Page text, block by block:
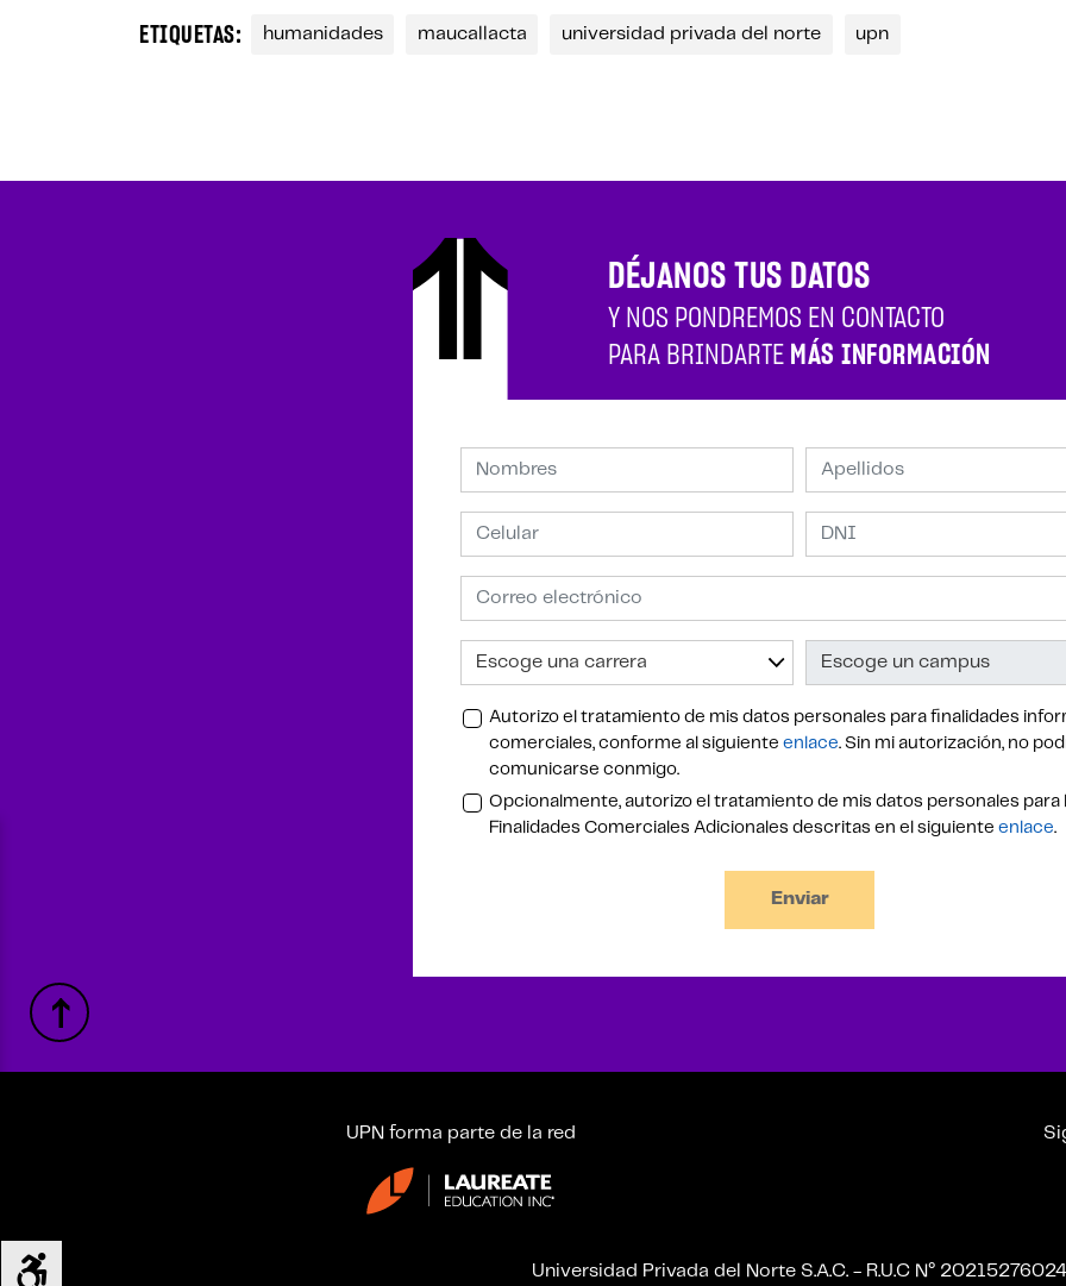
ETIQUETAS: humanidades maucallacta universidad privada del norte upn
DÉJANOS TUS DATOS
Y NOS PONDREMOS EN CONTACTO
PARA BRINDARTE MÁS INFORMACIÓN
Autorizo el tratamiento de mis datos personales para finalidades
comerciales, conforme al siguiente enlace. Sin mi autorización, no
comunicarse conmigo.
Opcionalmente, autorizo el tratamiento de mis datos personales para
Finalidades Comerciales Adicionales descritas en el siguiente enlace.
Enviar
UPN forma parte de la red
Universidad Privada del Norte S.A.C. - R.U.C N° 20215276024